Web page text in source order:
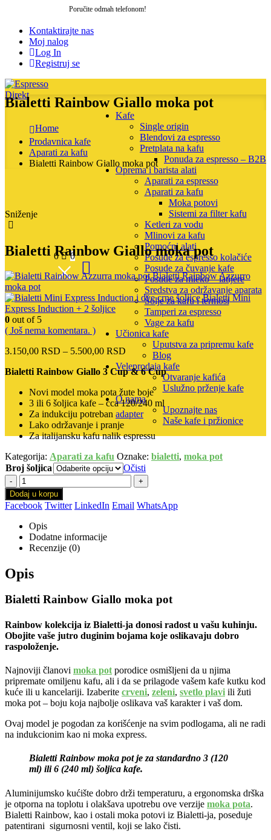
Poručite odmah telefonom!
Kontaktirajte nas
Moj nalog
Log In
Registruj se
Kafe
Single origin
Blendovi za espresso
Pretplata na kafu
Ponuda za espresso – B2B
Oprema i barista alati
Aparati za espresso
Aparati za kafu
Moka potovi
Sistemi za filter kafu
Ketleri za vodu
Mlinovi za kafu
Pomoćni alati
Posude za espresso kolačiće
Posude za čuvanje kafe
Posude za mleko – latijere
Sredstva za održavanje aparata
Šolje za kafu i termosi
Tamperi za espresso
Vage za kafu
Učionica kafe
Uputstva za pripremu kafe
Blog
Veleprodaja kafe
Otvaranje kafića
Uslužno prženje kafe
O nama
Upoznajte nas
Naše kafe i pržionice
0
0
Bialetti Rainbow Giallo moka pot
Home
Prodavnica kafe
Aparati za kafu
Bialetti Rainbow Giallo moka pot
Sniženje
Bialetti Rainbow Giallo moka pot
Bialetti Rainbow Azzurro
moka pot
Bialetti Mini
Express Induction + 2 šoljice
0 out of 5
( Još nema komentara. )
3.150,00 RSD – 5.500,00 RSD Raspon
cena:
od
3.150,00 RSD
do
5.500,00 RSD
Bialetti Rainbow Giallo 3 Cup & 6 Cup
Novi model moka pota žute boje
3 ili 6 šoljica kafe – cca 120/240 ml
Za indukciju potreban adapter
Lako održavanje i pranje
Za italijansku kafu nalik espressu
Kategorija: Aparati za kafu Oznake: bialetti, moka pot
Broj šoljica
Očisti
-
+
Dodaj u korpu
Facebook Twitter LinkedIn Email WhatsApp
Opis
Dodatne informacije
Recenzije (0)
Opis
Bialetti Rainbow Giallo moka pot
Rainbow kolekcija iz Bialetti-ja donosi radost u vašu kuhinju.
Obojite vaše jutro duginim bojama koje oslikavaju dobro
raspoloženje.
Najnoviji članovi moka pot porodice osmišljeni da u njima
pripremate omiljenu kafu, ali i da se prilagode vašem kafe kutku kod
kuće ili u kancelariji. Izaberite crveni, zeleni, svetlo plavi ili žuti
moka pot – boju koja najbolje oslikava vaš karakter i vaš dom.
Ovaj model je pogodan za korišćenje na svim podlogama, ali ne radi
na indukcionim kao ni moka express.
Bialetti Rainbow moka pot je za standardno 3 (120
ml) ili 6 (240 ml) šoljica kafe.
Aluminijumsko kućište dobro drži temperaturu, a ergonomska drška
je otporna na toplotu i olakšava upotrebu ove verzije moka pota.
Bialetti Rainbow, kao i ostali moka potovi iz Bialetti-ja, poseduje
patentirani sigurnosni ventil, koji se lako čisti.